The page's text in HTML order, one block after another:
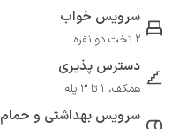
سرویس خواب
2 تخت دو نفره
دسترس پذیری
همکف، 1 تا 3 پله
سرویس بهداشتی و حمام